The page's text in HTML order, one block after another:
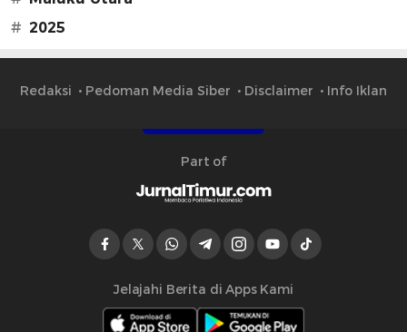
# 2025
Redaksi Pedoman Media Siber Disclaimer Info Iklan
Part of
Jelajahi Berita di Apps Kami